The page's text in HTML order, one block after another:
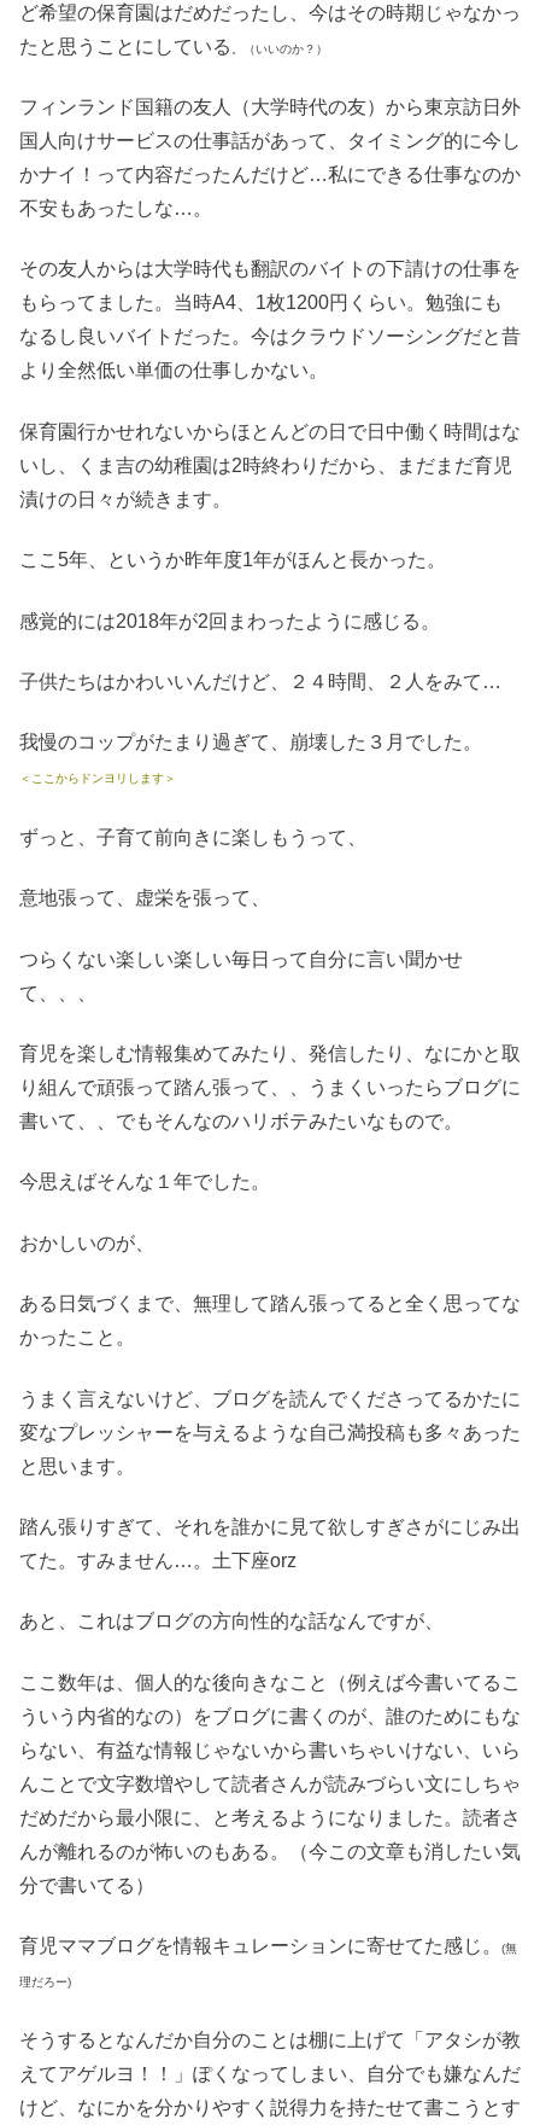
ど希望の保育園はだめだったし、今はその時期じゃなかっ
たと思うことにしている
。（いいのか？）
フィンランド国籍の友人（大学時代の友）から東京訪日外
国人向けサービスの仕事話があって、タイミング的に今し
かナイ！って内容だったんだけど…私にできる仕事なのか
不安もあったしな…。
その友人からは大学時代も翻訳のバイトの下請けの仕事を
もらってました。当時A4、1枚1200円くらい。勉強にも
なるし良いバイトだった。今はクラウドソーシングだと昔
より全然低い単価の仕事しかない。
保育園行かせれないからほとんどの日で日中働く時間はな
いし、くま吉の幼稚園は2時終わりだから、まだまだ育児
漬けの日々が続きます。
ここ5年、というか昨年度1年がほんと長かった。
感覚的には2018年が2回まわったように感じる。
子供たちはかわいいんだけど、２４時間、２人をみて…
我慢のコップがたまり過ぎて、崩壊した３月でした。
＜ここからドンヨリします＞
ずっと、子育て前向きに楽しもうって、
意地張って、虚栄を張って、
つらくない楽しい楽しい毎日って自分に言い聞かせ
て、、、
育児を楽しむ情報集めてみたり、発信したり、なにかと取
り組んで頑張って踏ん張って、、うまくいったらブログに
書いて、、でもそんなのハリボテみたいなもので。
今思えばそんな１年でした。
おかしいのが、
ある日気づくまで、無理して踏ん張ってると全く思ってな
かったこと。
うまく言えないけど、ブログを読んでくださってるかたに
変なプレッシャーを与えるような自己満投稿も多々あった
と思います。
踏ん張りすぎて、それを誰かに見て欲しすぎさがにじみ出
てた。すみません…。土下座orz
あと、これはブログの方向性的な話なんですが、
ここ数年は、個人的な後向きなこと（例えば今書いてるこ
ういう内省的なの）をブログに書くのが、誰のためにもな
らない、有益な情報じゃないから書いちゃいけない、いら
んことで文字数増やして読者さんが読みづらい文にしちゃ
だめだから最小限に、と考えるようになりました。読者さ
んが離れるのが怖いのもある。（今この文章も消したい気
分で書いてる）
育児ママブログを情報キュレーションに寄せてた感じ。 (無
理だろー)
そうするとなんだか自分のことは棚に上げて「アタシが教
えてアゲルヨ！！」ぽくなってしまい、自分でも嫌なんだ
けど、なにかを分かりやすく説得力を持たせて書こうとす